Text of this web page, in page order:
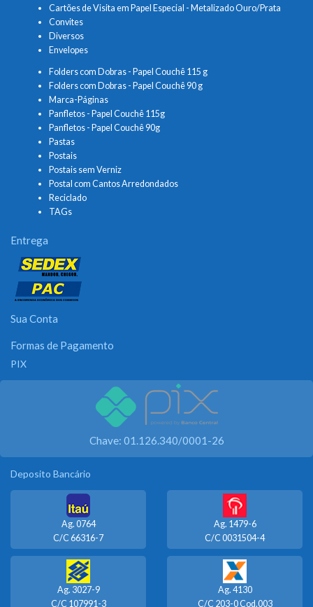
Cartões de Visita em Papel Especial - Metalizado Ouro/Prata
Convites
Diversos
Envelopes
Folders com Dobras - Papel Couchê 115 g
Folders com Dobras - Papel Couchê 90 g
Marca-Páginas
Panfletos - Papel Couchê 115g
Panfletos - Papel Couchê 90g
Pastas
Postais
Postais sem Verniz
Postal com Cantos Arredondados
Reciclado
TAGs
Entrega
Sua Conta
Formas de Pagamento
PIX
Chave: 01.126.340/0001-26
Deposito Bancário
Ag. 0764
C/C 66316-7
Ag. 1479-6
C/C 0031504-4
Ag. 3027-9
C/C 107991-3
Ag. 4130
C/C 203-0 Cod.003